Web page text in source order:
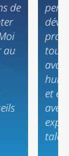
de
au
tout
et